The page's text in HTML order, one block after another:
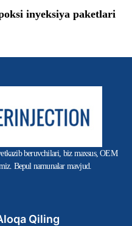
inyeksiya paketlari
beruvchilari, biz maxsus, OEM
Bepul namunalar mavjud.
Qiling